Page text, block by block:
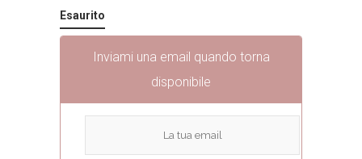
Esaurito
Inviami una email quando torna
disponibile